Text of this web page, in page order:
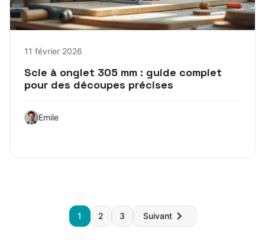
11 février 2026
Scie à onglet 305 mm : guide complet
pour des découpes précises
Emile
Pagination
des
1 2 3 Suivant